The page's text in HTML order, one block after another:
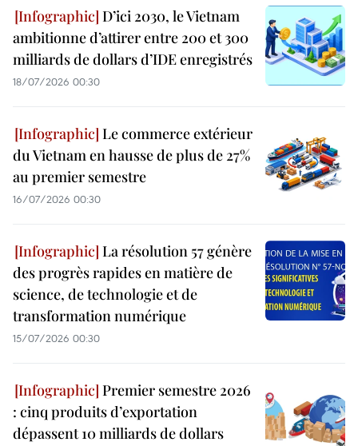
D’ici 2030, le Vietnam
ambitionne d’attirer entre 200 et 300
milliards de dollars d’IDE enregistrés
18/07/2026 00:30
Le commerce extérieur
du Vietnam en hausse de plus de 27%
au premier semestre
16/07/2026 00:30
La résolution 57 génère
des progrès rapides en matière de
science, de technologie et de
transformation numérique
15/07/2026 00:30
Premier semestre 2026
: cinq produits d’exportation
dépassent 10 milliards de dollars